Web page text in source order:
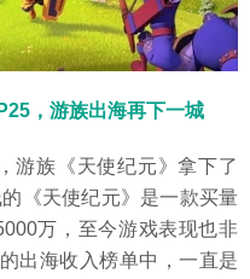
，游族出海再下一城
游族《天使纪元》拿下了
《天使纪元》是一款买量
万，至今游戏表现也非
出海收入榜单中，一直是